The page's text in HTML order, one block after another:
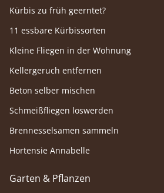
Kürbis zu früh geerntet?
11 essbare Kürbissorten
Kleine Fliegen in der Wohnung
Kellergeruch entfernen
Beton selber mischen
Schmeißfliegen loswerden
Brennesselsamen sammeln
Hortensie Annabelle
Garten & Pflanzen